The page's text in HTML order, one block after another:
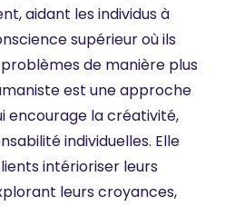
aidant les individus à
supérieur où ils
de manière plus
est une approche
encourage la créativité,
individuelles. Elle
intérioriser leurs
leurs croyances,